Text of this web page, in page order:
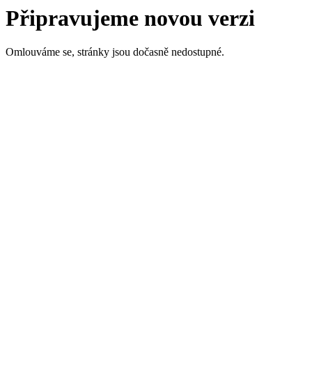
Připravujeme novou verzi
Omlouváme se, stránky jsou dočasně nedostupné.